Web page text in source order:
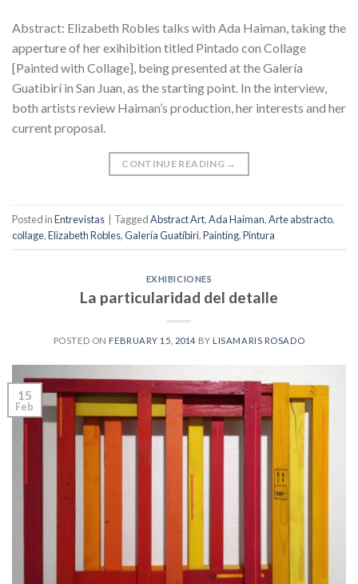
Abstract: Elizabeth Robles talks with Ada Haiman, taking the
apperture of her exihibition titled Pintado con Collage
[Painted with Collage], being presented at the Galería
Guatibirí in San Juan, as the starting point. In the interview,
both artists review Haiman’s production, her interests and her
current proposal.
CONTINUE READING →
Posted inEntrevistas | TaggedAbstract Art,Ada Haiman,Arte abstracto,
collage,Elizabeth Robles,Galería Guatíbiri,Painting,Pintura
EXHIBICIONES
La particularidad del detalle
POSTED ON FEBRUARY 15, 2014 BY LISAMARIS ROSADO
15
Feb